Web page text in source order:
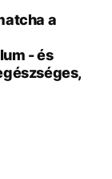
a
- és